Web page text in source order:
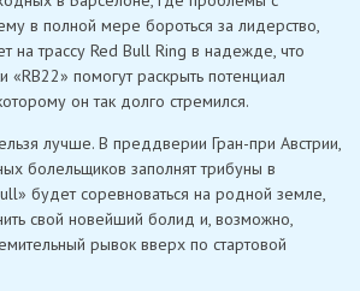
в полной мере бороться за лидерство,
на трассу Red Bull Ring в надежде, что
«RB22» помогут раскрыть потенциал
он так долго стремился.
лучше. В преддверии Гран-при Австрии,
болельщиков заполнят трибуны в
будет соревноваться на родной земле,
свой новейший болид и, возможно,
рывок вверх по стартовой